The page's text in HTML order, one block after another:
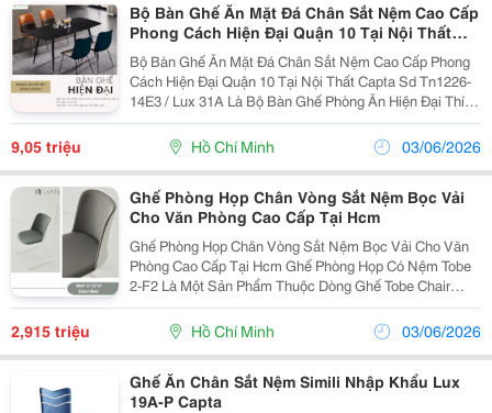
Bộ Bàn Ghế Ăn Mặt Đá Chân Sắt Nệm Cao Cấp
Phong Cách Hiện Đại Quận 10 Tại Nội Thất
Capta
Bộ Bàn Ghế Ăn Mặt Đá Chân Sắt Nệm Cao Cấp Phong
Cách Hiện Đại Quận 10 Tại Nội Thất Capta Sd Tn1226-
14E3 / Lux 31A Là Bộ Bàn Ghế Phòng Ăn Hiện Đại Thích
Hợp Trang Trí Đa Phong Cách Nội Thất. Bộ Bàn Ghế Là
Sự Kết Hợp Giữa Bàn Ăn Mặt Đá Tự Nhiên 1M4...
9,05 triệu Hồ Chí Minh 03/06/2026
Ghế Phòng Họp Chân Vòng Sắt Nệm Bọc Vải
Cho Văn Phòng Cao Cấp Tại Hcm
Ghế Phòng Họp Chân Vòng Sắt Nệm Bọc Vải Cho Văn
Phòng Cao Cấp Tại Hcm Ghế Phòng Họp Có Nệm Tobe
2-F2 Là Một Sản Phẩm Thuộc Dòng Ghế Tobe Chair
Được Thiết Kế Bởi Archirivolto Design Thành Lập Từ 2
Nhà Thiết Kế Công Nghiệp Tài Ba Claudio Dondoli
2,915 triệu Hồ Chí Minh 03/06/2026
Ghế Ăn Chân Sắt Nệm Simili Nhập Khẩu Lux
19A-P Capta